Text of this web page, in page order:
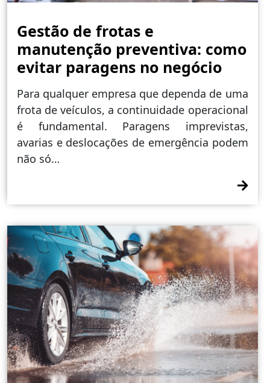
Gestão de frotas e
manutenção preventiva: como
evitar paragens no negócio
Para qualquer empresa que dependa de uma
frota de veículos, a continuidade operacional
é fundamental. Paragens imprevistas,
avarias e deslocações de emergência podem
não só…